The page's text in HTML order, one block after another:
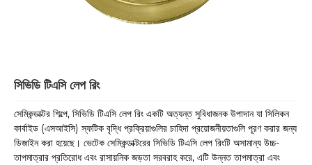
সিভিডি টিএসি লেপ রিং
সেমিকন্ডাক্টর শিল্পে, সিভিডি টিএসি লেপ রিং একটি অত্যন্ত সুবিধাজনক উপাদান যা সিলিকন
কার্বাইড (এসআইসি) স্ফটিক বৃদ্ধি প্রক্রিয়াগুলির চাহিদা প্রয়োজনীয়তাগুলি পূরণ করার জন্য
ডিজাইন করা হয়েছে। ভেটেক সেমিকন্ডাক্টরের সিভিডি টিএসি লেপ রিংটি অসামান্য উচ্চ-
তাপমাত্রার প্রতিরোধ এবং রাসায়নিক জড়তা সরবরাহ করে, এটি উন্নত তাপমাত্রা এবং